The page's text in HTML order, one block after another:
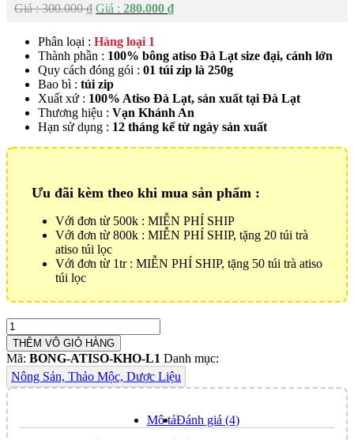
300.000₫ Original
was:
300.000 ₫.
280.000 ₫Current
280.000 ₫.
Phân loại : Hàng loại 1
Thành phần : 100% bông atiso Đà Lạt size đại, cánh lớn
Quy cách đóng gói : 01 túi zip là 250g
Bao bì : túi zip
Xuất xứ : 100% Atiso Đà Lạt, sản xuất tại Đà Lạt
Thương hiệu : Vạn Khánh An
Hạn sử dụng : 12 tháng kể từ ngày sản xuất
Ưu đãi kèm theo khi mua sản phẩm :
Với đơn từ 500k : MIỄN PHÍ SHIP
Với đơn từ 800k : MIỄN PHÍ SHIP, tặng 20 túi trà
atiso túi lọc
Với đơn từ 1tr : MIỄN PHÍ SHIP, tặng 50 túi trà atiso
túi lọc
Bông
Atiso
Sấy
Khô
Loại
1
Số
lượng
THÊM VÔ GIỎ HÀNG
Mã: BONG-ATISO-KHO-L1 Danh mục:
Nông Sản, Thảo Mộc, Dược Liệu
Mô tảĐánh giá (4)